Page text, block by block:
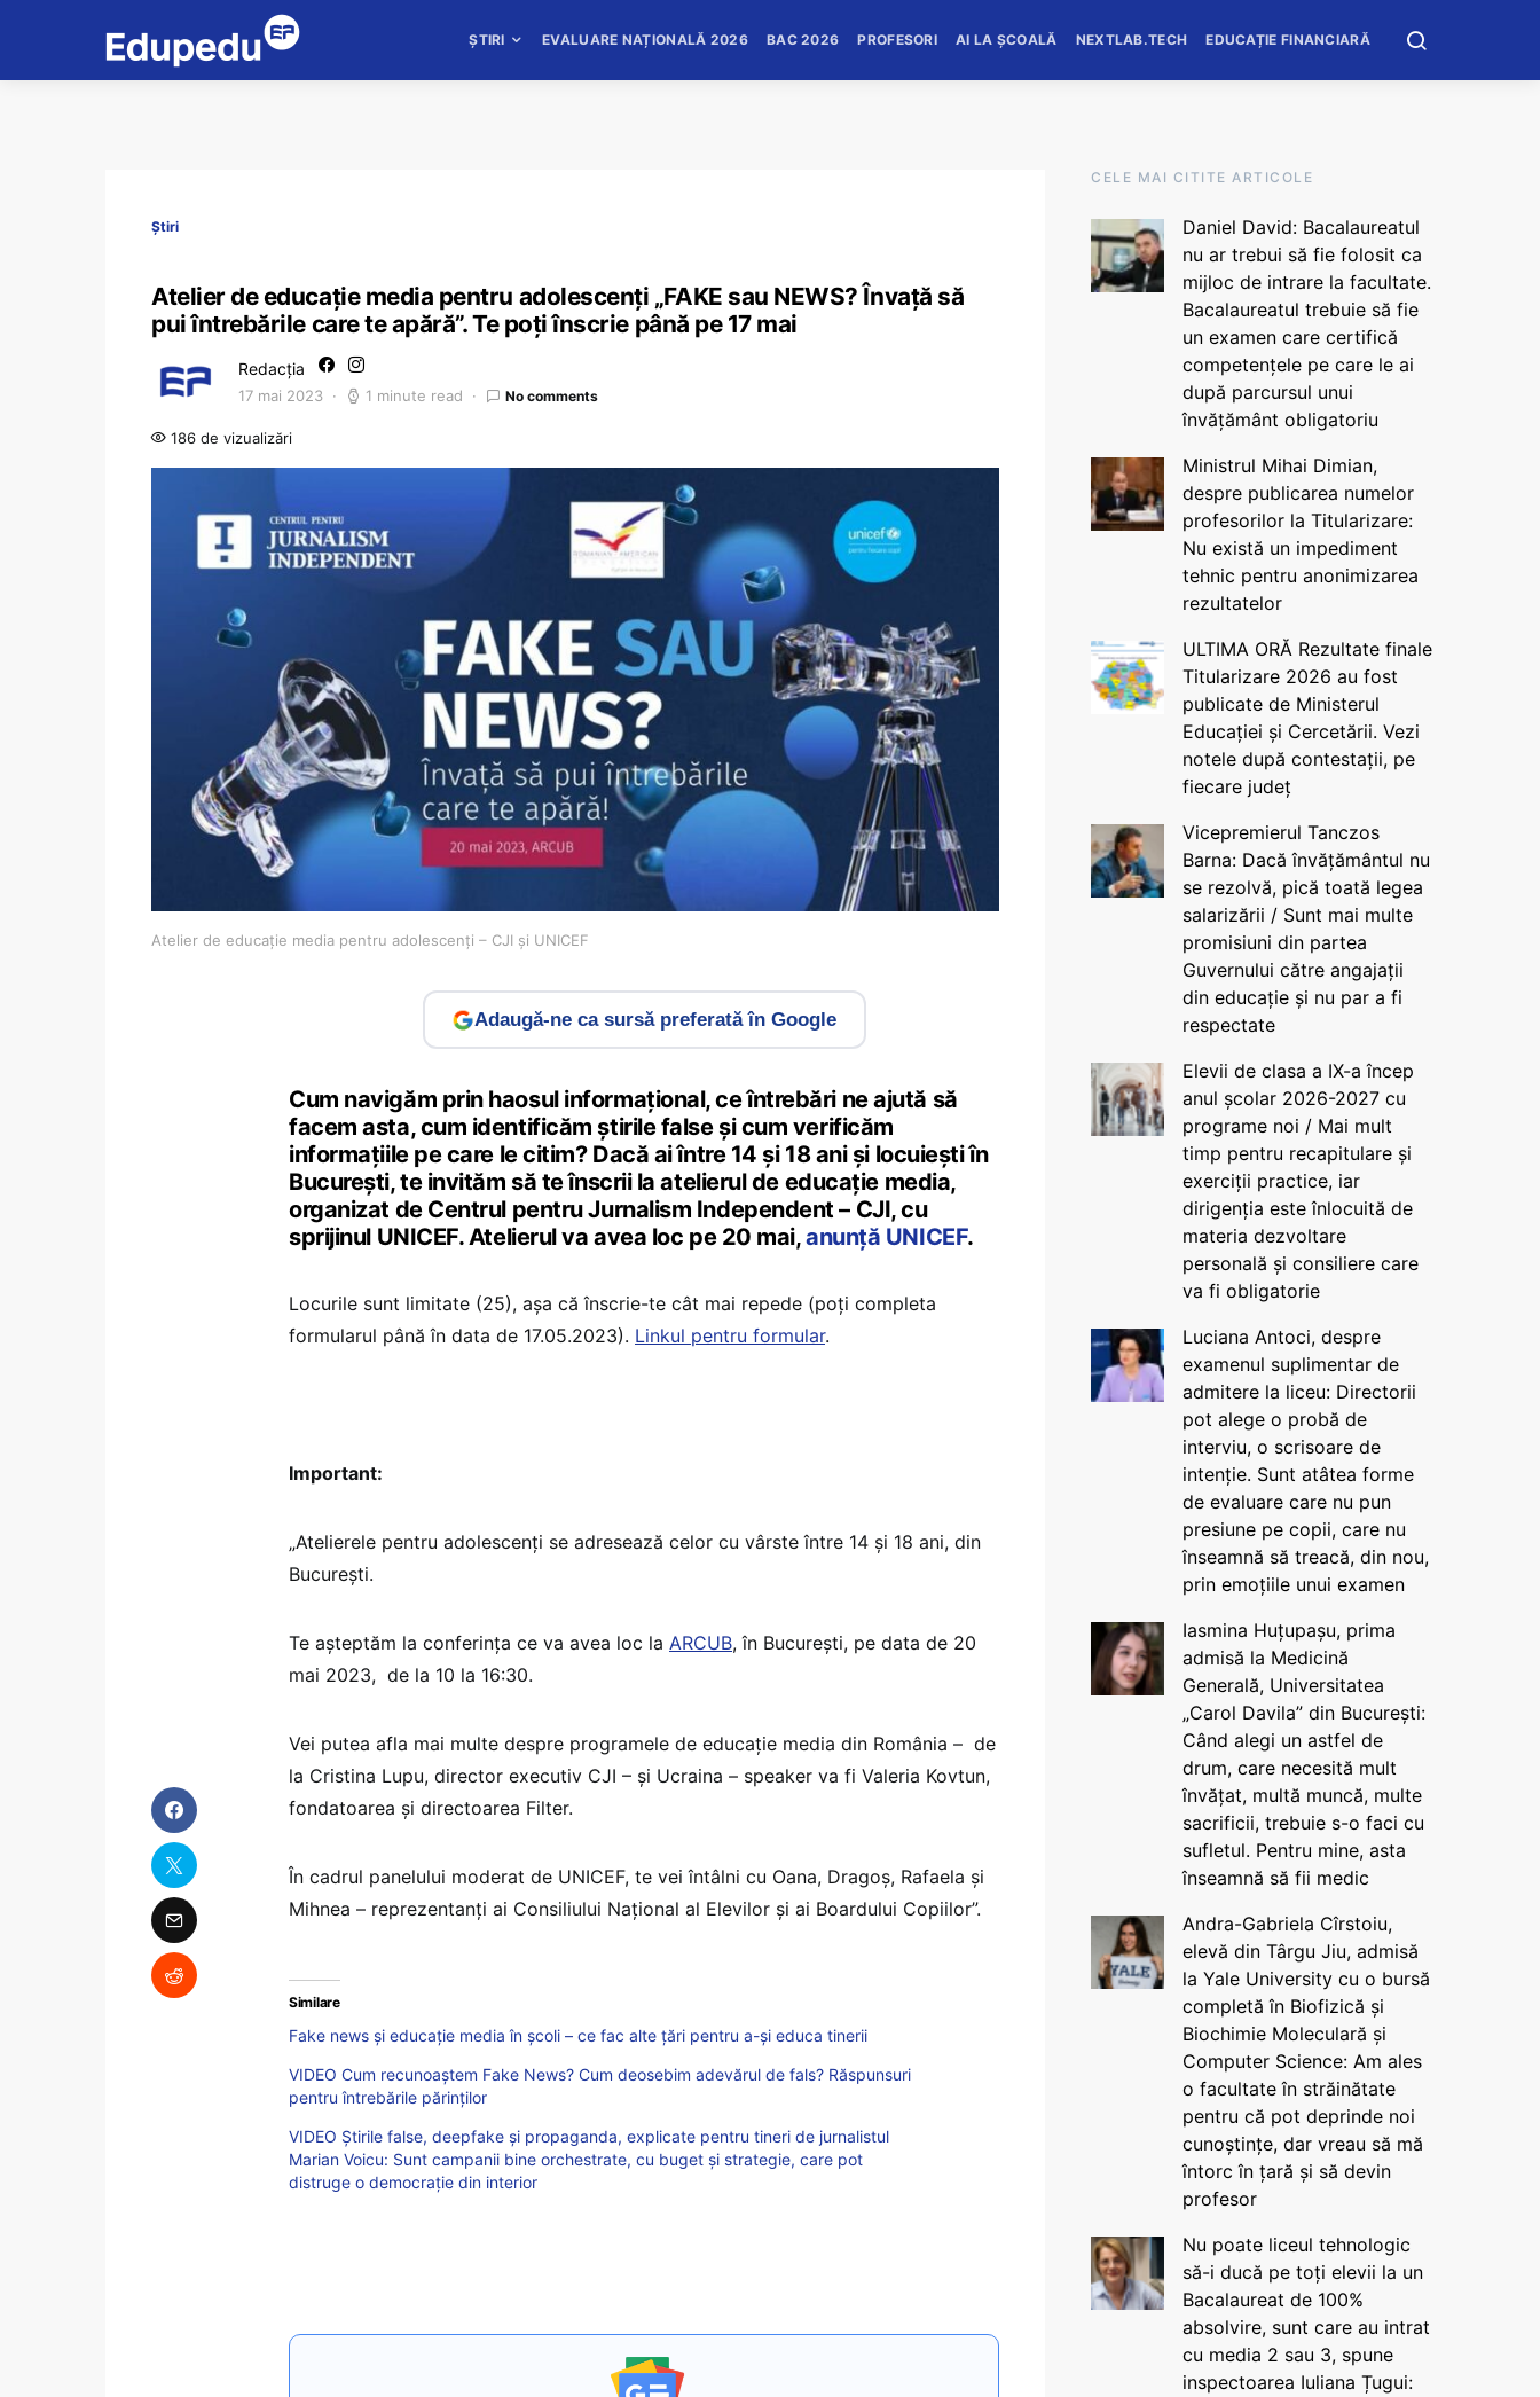
ȘTIRI EVALUARE NAȚIONALĂ 2026 BAC 2026 PROFESORI AI LA ȘCOALĂ NEXTLAB.TECH EDUCAȚIE FINANCIARĂ
Știri
Atelier de educație media pentru adolescenți „FAKE sau NEWS? Învață să
pui întrebările care te apără”. Te poți înscrie până pe 17 mai
Redacția
17 mai 2023 1 minute read No comments
186 de vizualizări
Atelier de educație media pentru adolescenți – CJI și UNICEF
Adaugă-ne ca sursă preferată în Google
Cum navigăm prin haosul informațional, ce întrebări ne ajută să
facem asta, cum identificăm știrile false și cum verificăm
informațiile pe care le citim? Dacă ai între 14 și 18 ani și locuiești în
București, te invităm să te înscrii la atelierul de educație media,
organizat de Centrul pentru Jurnalism Independent – CJI, cu
sprijinul UNICEF. Atelierul va avea loc pe 20 mai,anunță UNICEF.
Locurile sunt limitate (25), așa că înscrie-te cât mai repede (poți completa
formularul până în data de 17.05.2023). Linkul pentru formular.
Important:
„Atelierele pentru adolescenți se adresează celor cu vârste între 14 și 18 ani, din
București.
Te așteptăm la conferința ce va avea loc la ARCUB, în București, pe data de 20
mai 2023, de la 10 la 16:30.
Vei putea afla mai multe despre programele de educație media din România – de
la Cristina Lupu, director executiv CJI – și Ucraina – speaker va fi Valeria Kovtun,
fondatoarea și directoarea Filter.
În cadrul panelului moderat de UNICEF, te vei întâlni cu Oana, Dragoș, Rafaela și
Mihnea – reprezentanți ai Consiliului Național al Elevilor și ai Boardului Copiilor”.
Similare
Fake news și educație media în școli – ce fac alte țări pentru a-și educa tinerii
VIDEO Cum recunoaștem Fake News? Cum deosebim adevărul de fals? Răspunsuri
pentru întrebările părinților
VIDEO Știrile false, deepfake și propaganda, explicate pentru tineri de jurnalistul
Marian Voicu: Sunt campanii bine orchestrate, cu buget și strategie, care pot
distruge o democrație din interior
CELE MAI CITITE ARTICOLE
Daniel David: Bacalaureatul
nu ar trebui să fie folosit ca
mijloc de intrare la facultate.
Bacalaureatul trebuie să fie
un examen care certifică
competențele pe care le ai
după parcursul unui
învățământ obligatoriu
Ministrul Mihai Dimian,
despre publicarea numelor
profesorilor la Titularizare:
Nu există un impediment
tehnic pentru anonimizarea
rezultatelor
ULTIMA ORĂ Rezultate finale
Titularizare 2026 au fost
publicate de Ministerul
Educației și Cercetării. Vezi
notele după contestații, pe
fiecare județ
Vicepremierul Tanczos
Barna: Dacă învățământul nu
se rezolvă, pică toată legea
salarizării / Sunt mai multe
promisiuni din partea
Guvernului către angajații
din educație și nu par a fi
respectate
Elevii de clasa a IX-a încep
anul școlar 2026-2027 cu
programe noi / Mai mult
timp pentru recapitulare și
exerciții practice, iar
dirigenția este înlocuită de
materia dezvoltare
personală și consiliere care
va fi obligatorie
Luciana Antoci, despre
examenul suplimentar de
admitere la liceu: Directorii
pot alege o probă de
interviu, o scrisoare de
intenție. Sunt atâtea forme
de evaluare care nu pun
presiune pe copii, care nu
înseamnă să treacă, din nou,
prin emoțiile unui examen
Iasmina Huțupașu, prima
admisă la Medicină
Generală, Universitatea
„Carol Davila” din București:
Când alegi un astfel de
drum, care necesită mult
învățat, multă muncă, multe
sacrificii, trebuie s-o faci cu
sufletul. Pentru mine, asta
înseamnă să fii medic
Andra-Gabriela Cîrstoiu,
elevă din Târgu Jiu, admisă
la Yale University cu o bursă
completă în Biofizică și
Biochimie Moleculară și
Computer Science: Am ales
o facultate în străinătate
pentru că pot deprinde noi
cunoștințe, dar vreau să mă
întorc în țară și să devin
profesor
Nu poate liceul tehnologic
să-i ducă pe toți elevii la un
Bacalaureat de 100%
absolvire, sunt care au intrat
cu media 2 sau 3, spune
inspectoarea Iuliana Țugui: